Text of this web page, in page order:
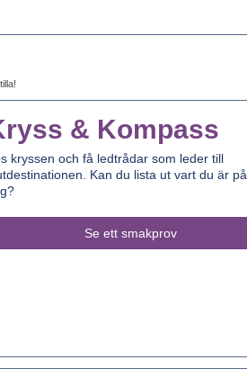
& Kompass
kryssen och få ledtrådar som leder till
Kan du lista ut vart du är på
Se ett smakprov